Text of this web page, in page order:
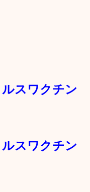
スワクチン
スワクチン